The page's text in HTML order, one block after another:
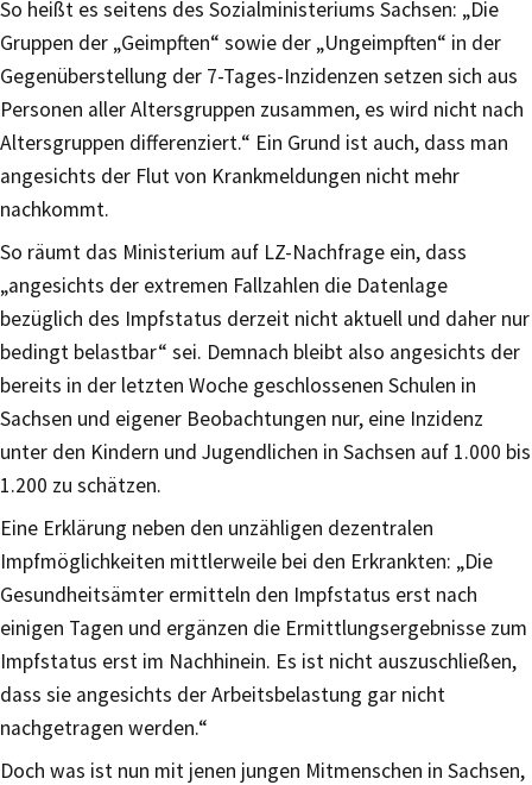
So heißt es seitens des Sozialministeriums Sachsen: „Die
Gruppen der „Geimpften“ sowie der „Ungeimpften“ in der
Gegenüberstellung der 7-Tages-Inzidenzen setzen sich aus
Personen aller Altersgruppen zusammen, es wird nicht nach
Altersgruppen differenziert.“ Ein Grund ist auch, dass man
angesichts der Flut von Krankmeldungen nicht mehr
nachkommt.
So räumt das Ministerium auf LZ-Nachfrage ein, dass
„angesichts der extremen Fallzahlen die Datenlage
bezüglich des Impfstatus derzeit nicht aktuell und daher nur
bedingt belastbar“ sei. Demnach bleibt also angesichts der
bereits in der letzten Woche geschlossenen Schulen in
Sachsen und eigener Beobachtungen nur, eine Inzidenz
unter den Kindern und Jugendlichen in Sachsen auf 1.000 bis
1.200 zu schätzen.
Eine Erklärung neben den unzähligen dezentralen
Impfmöglichkeiten mittlerweile bei den Erkrankten: „Die
Gesundheitsämter ermitteln den Impfstatus erst nach
einigen Tagen und ergänzen die Ermittlungsergebnisse zum
Impfstatus erst im Nachhinein. Es ist nicht auszuschließen,
dass sie angesichts der Arbeitsbelastung gar nicht
nachgetragen werden.“
Doch was ist nun mit jenen jungen Mitmenschen in Sachsen,